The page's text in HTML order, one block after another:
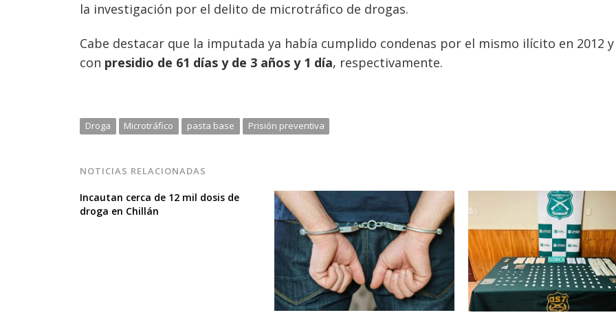
la investigación por el delito de microtráfico de drogas.
Cabe destacar que la imputada ya había cumplido condenas por el mismo ilícito en 2012 y
con presidio de 61 días y de 3 años y 1 día, respectivamente.
Droga Microtráfico pasta base Prisión preventiva
NOTICIAS RELACIONADAS
Incautan cerca de 12 mil dosis de
droga en Chillán